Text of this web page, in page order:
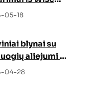
05-18
blynai su
aliejumi –
bet
04-28